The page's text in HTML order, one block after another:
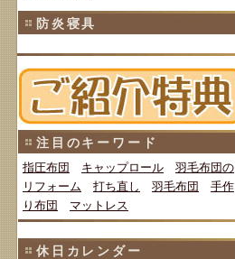
防炎寝具
注目のキーワード
指圧布団 キャップロール
羽毛布団の
リフォーム
打ち直し 羽毛布団
手作
り布団
マットレス
休日カレンダー